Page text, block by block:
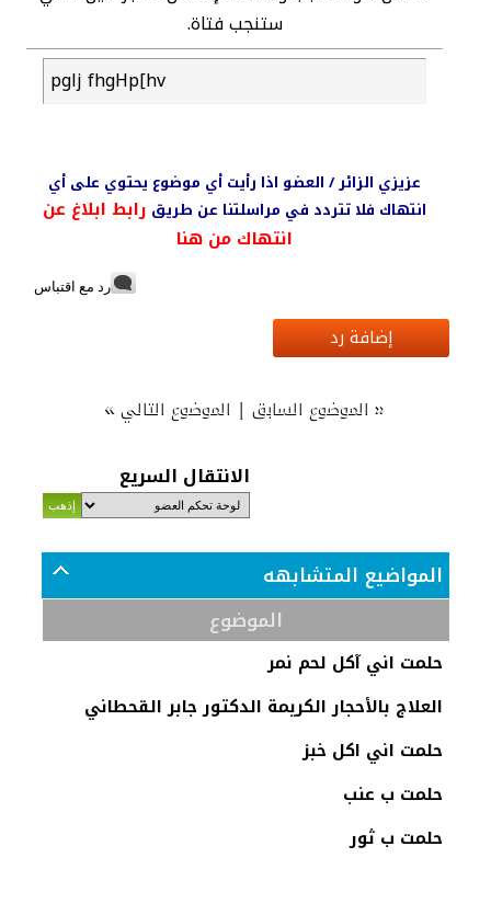
ستنجب فتاة.
pglj fhgHp[hv
عزيزي الزائر / العضو اذا رأيت أي موضوع يحتوي على أي
انتهاك فلا تتردد في مراسلتنا عن طريق رابط ابلاغ عن
انتهاك من هنا
رد مع اقتباس
إضافة رد
« الموضوع السابق| الموضوع التالي»
الانتقال السريع
المواضيع المتشابهه
الموضوع
حلمت اني آكل لحم نمر
العلاج بالأحجار الكريمة الدكتور جابر القحطاني
حلمت اني اكل خبز
حلمت ب عنب
حلمت ب ثور